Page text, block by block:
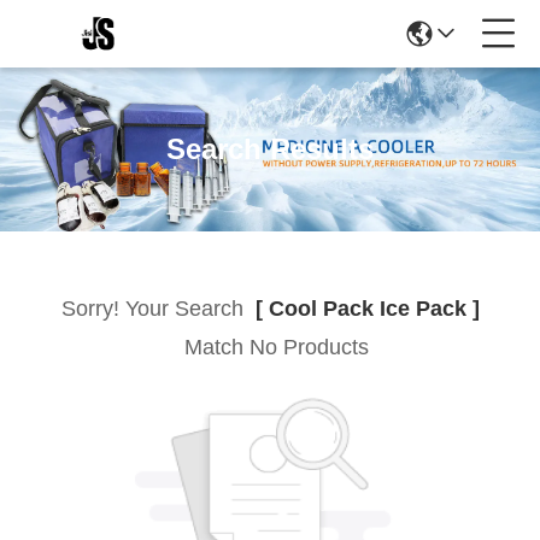
Search Results
Sorry! Your Search
[ Cool Pack Ice Pack ]
Match No Products